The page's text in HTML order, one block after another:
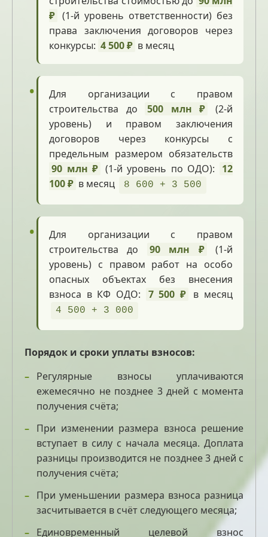
₽ (1-й уровень ответственности) без
права заключения договоров через
конкурсы: 4 500 ₽ в месяц
Для организации с правом
строительства до
500 млн ₽
(2-й
уровень) и правом заключения
договоров через конкурсы с
предельным размером обязательств
90 млн ₽ (1-й уровень по ОДО):
12
100 ₽ в месяц 8 600 + 3 500
Для организации с правом
строительства до
90 млн ₽
(1-й
уровень) с правом работ на особо
опасных объектах без внесения
взноса в КФ ОДО:
7 500 ₽ в месяц
4 500 + 3 000
Порядок и сроки уплаты взносов:
Регулярные взносы уплачиваются
ежемесячно не позднее 3 дней с момента
получения счёта;
При изменении размера взноса решение
вступает в силу с начала месяца. Доплата
разницы производится не позднее 3 дней с
получения счёта;
При уменьшении размера взноса разница
засчитывается в счёт следующего месяца;
Единовременный целевой взнос